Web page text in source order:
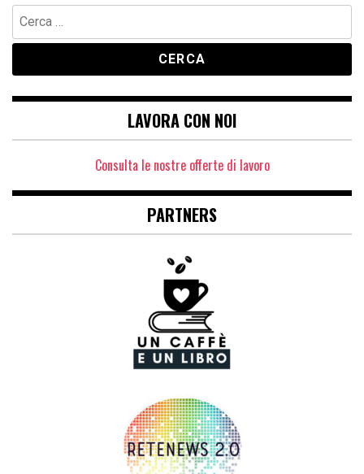
Ricerca
per:
LAVORA CON NOI
Consulta le nostre offerte di lavoro
PARTNERS